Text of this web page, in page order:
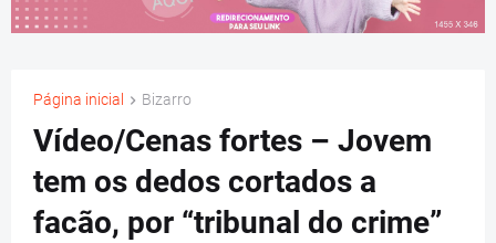
Página inicial Bizarro
Vídeo/Cenas fortes – Jovem
tem os dedos cortados a
facão, por “tribunal do crime”